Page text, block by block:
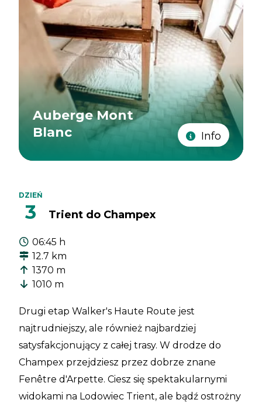
Auberge Mont
Blanc
Info
DZIEŃ
3 Trient do Champex
06:45 h
12.7 km
1370 m
1010 m
Drugi etap Walker's Haute Route jest
najtrudniejszy, ale również najbardziej
satysfakcjonujący z całej trasy. W drodze do
Champex przejdziesz przez dobrze znane
Fenêtre d'Arpette. Ciesz się spektakularnymi
widokami na Lodowiec Trient, ale bądź ostrożny